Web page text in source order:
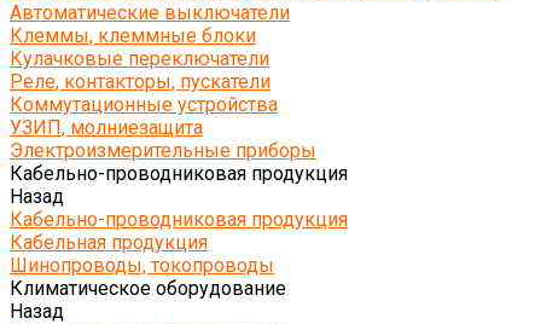
Автоматические выключатели
Клеммы, клеммные блоки
Кулачковые переключатели
Реле, контакторы, пускатели
Коммутационные устройства
УЗИП, молниезащита
Электроизмерительные приборы
Кабельно-проводниковая продукция
Назад
Кабельно-проводниковая продукция
Кабельная продукция
Шинопроводы, токопроводы
Климатическое оборудование
Назад